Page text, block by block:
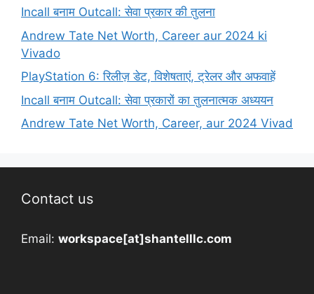
Incall बनाम Outcall: सेवा प्रकार की तुलना
Andrew Tate Net Worth, Career aur 2024 ki
Vivado
PlayStation 6: रिलीज़ डेट, विशेषताएं, ट्रेलर और अफवाहें
Incall बनाम Outcall: सेवा प्रकारों का तुलनात्मक अध्ययन
Andrew Tate Net Worth, Career, aur 2024 Vivad
Contact us
Email: workspace[at]shantelllc.com